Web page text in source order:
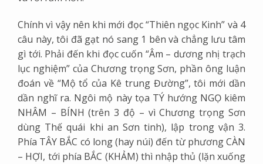
Chính vì vậy nên khi mới đọc “Thiên ngọc Kinh” và 4
câu này, tôi đã gạt nó sang 1 bên và chẳng lưu tâm
gì tới. Phải đến khi đọc cuốn “Âm – dương nhị trạch
lục nghiệm” của Chương trọng Sơn, phần ông luận
đoán về “Mộ tổ của Kê trung Đường”, tôi mới dần
dần nghĩ ra. Ngôi mộ này tọa TÝ hướng NGỌ kiêm
NHÂM – BÍNH (trên 3 độ – vì Chương trọng Sơn
dùng Thế quái khi an Sơn tinh), lập trong vận 3.
Phía TÂY BẮC có long (hay núi) đến từ phương CÀN
– HỢI, tới phía BẮC (KHẢM) thì nhập thủ (lặn xuống